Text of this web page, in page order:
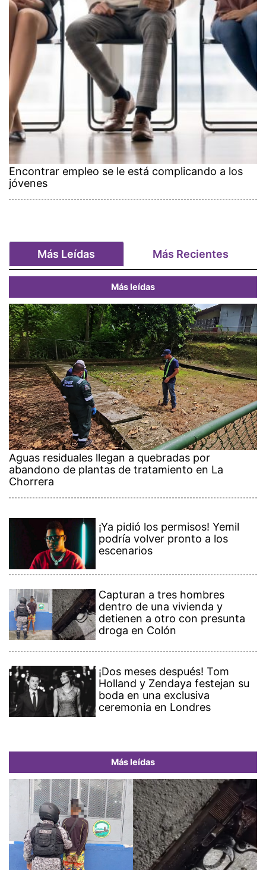
Encontrar empleo se le está complicando a los
jóvenes
Más Leídas Más Recientes
Más leídas
Aguas residuales llegan a quebradas por
abandono de plantas de tratamiento en La
Chorrera
¡Ya pidió los permisos! Yemil
podría volver pronto a los
escenarios
Capturan a tres hombres
dentro de una vivienda y
detienen a otro con presunta
droga en Colón
¡Dos meses después! Tom
Holland y Zendaya festejan su
boda en una exclusiva
ceremonia en Londres
Más leídas